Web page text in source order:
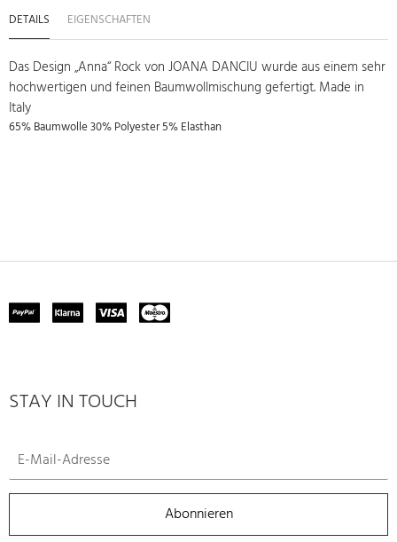
DETAILS EIGENSCHAFTEN
Das Design „Anna“ Rock von JOANA DANCIU wurde aus einem sehr
hochwertigen und feinen Baumwollmischung gefertigt. Made in
Italy
65% Baumwolle 30% Polyester 5% Elasthan
STAY IN TOUCH
Abonnieren